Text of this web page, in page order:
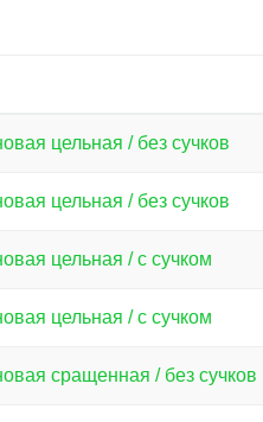
цельная / без сучков
цельная / без сучков
цельная / с сучком
цельная / с сучком
сращенная / без сучков